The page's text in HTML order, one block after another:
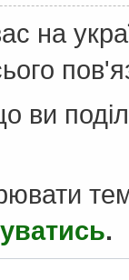
на
ви
.